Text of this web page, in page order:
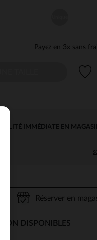
Payez en 3x sans
IMMÉDIATE EN
Réserver en
DISPONIBLES